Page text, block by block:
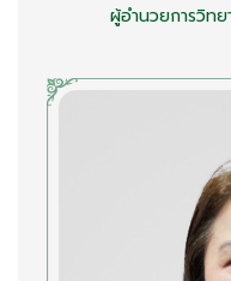
ผู้อำนวยการวิท